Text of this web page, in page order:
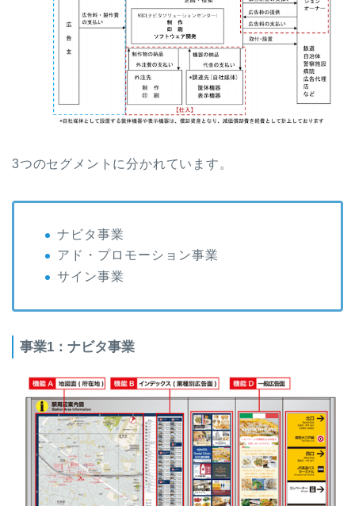
3つのセグメントに分かれています。
ナビタ事業
アド・プロモーション事業
サイン事業
事業1：ナビタ事業